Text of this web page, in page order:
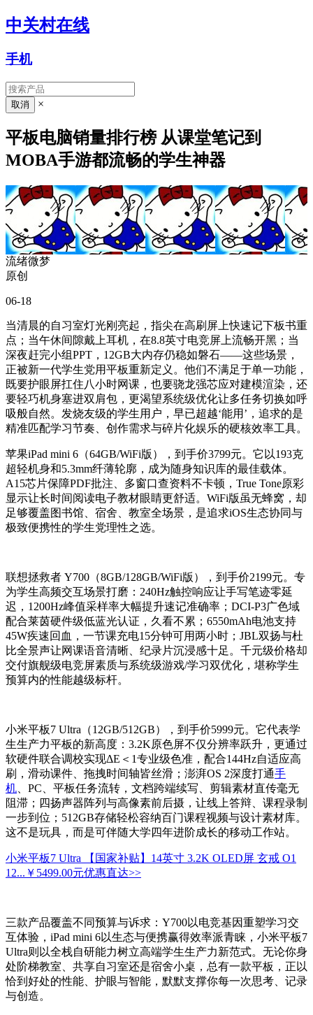
中关村在线
手机
×
平板电脑销量排行榜 从课堂笔记到
MOBA手游都流畅的学生神器
流绪微梦
原创
06-18
当清晨的自习室灯光刚亮起，指尖在高刷屏上快速记下板书重
点；当午休间隙戴上耳机，在8.8英寸电竞屏上流畅开黑；当
深夜赶完小组PPT，12GB大内存仍稳如磐石——这些场景，
正被新一代学生党用平板重新定义。他们不满足于单一功能，
既要护眼屏扛住八小时网课，也要骁龙强芯应对建模渲染，还
要轻巧机身塞进双肩包，更渴望系统级优化让多任务切换如呼
吸般自然。发烧友级的学生用户，早已超越‘能用’，追求的是
精准匹配学习节奏、创作需求与碎片化娱乐的硬核效率工具。
苹果iPad mini 6（64GB/WiFi版），到手价3799元。它以193克
超轻机身和5.3mm纤薄轮廓，成为随身知识库的最佳载体。
A15芯片保障PDF批注、多窗口查资料不卡顿，True Tone原彩
显示让长时间阅读电子教材眼睛更舒适。WiFi版虽无蜂窝，却
足够覆盖图书馆、宿舍、教室全场景，是追求iOS生态协同与
极致便携性的学生党理性之选。
联想拯救者 Y700（8GB/128GB/WiFi版），到手价2199元。专
为学生高频交互场景打磨：240Hz触控响应让手写笔迹零延
迟，1200Hz峰值采样率大幅提升速记准确率；DCI-P3广色域
配合莱茵硬件级低蓝光认证，久看不累；6550mAh电池支持
45W疾速回血，一节课充电15分钟可用两小时；JBL双扬与杜
比全景声让网课语音清晰、纪录片沉浸感十足。千元级价格却
交付旗舰级电竞屏素质与系统级游戏/学习双优化，堪称学生
预算内的性能越级标杆。
小米平板7 Ultra（12GB/512GB），到手价5999元。它代表学
生生产力平板的新高度：3.2K原色屏不仅分辨率跃升，更通过
软硬件联合调校实现ΔE＜1专业级色准，配合144Hz自适应高
刷，滑动课件、拖拽时间轴皆丝滑；澎湃OS 2深度打通手
机 、PC、平板任务流转，文档跨端续写、剪辑素材直传毫无
阻滞；四扬声器阵列与高像素前后摄，让线上答辩、课程录制
一步到位；512GB存储轻松容纳百门课程视频与设计素材库。
这不是玩具，而是可伴随大学四年进阶成长的移动工作站。
小米平板7 Ultra 【国家补贴】14英寸 3.2K OLED屏 玄戒 O1
12... ￥5499.00元优惠直达>>
三款产品覆盖不同预算与诉求：Y700以电竞基因重塑学习交
互体验，iPad mini 6以生态与便携赢得效率派青睐，小米平板7
Ultra则以全栈自研能力树立高端学生生产力新范式。无论你身
处阶梯教室、共享自习室还是宿舍小桌，总有一款平板，正以
恰到好处的性能、护眼与智能，默默支撑你每一次思考、记录
与创造。